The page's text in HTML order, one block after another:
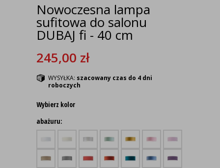
Nowoczesna lampa
sufitowa do salonu
DUBAJ fi - 40 cm
245,00 zł
WYSYŁKA: szacowany czas do 4 dni
roboczych
Wybierz kolor
abażuru: